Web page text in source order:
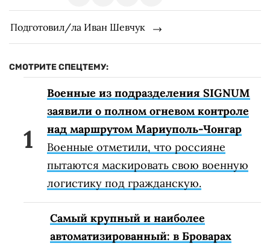
Подготовил/ла Иван Шевчук
СМОТРИТЕ СПЕЦТЕМУ:
Военные из подразделения SIGNUM
заявили о полном огневом контроле
над маршрутом Мариуполь-Чонгар
Военные отметили, что россияне
пытаются маскировать свою военную
логистику под гражданскую.
Самый крупный и наиболее
автоматизированный: в Броварах